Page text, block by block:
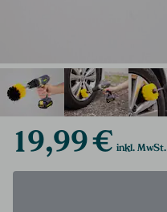
19,99 € inkl. MwSt.